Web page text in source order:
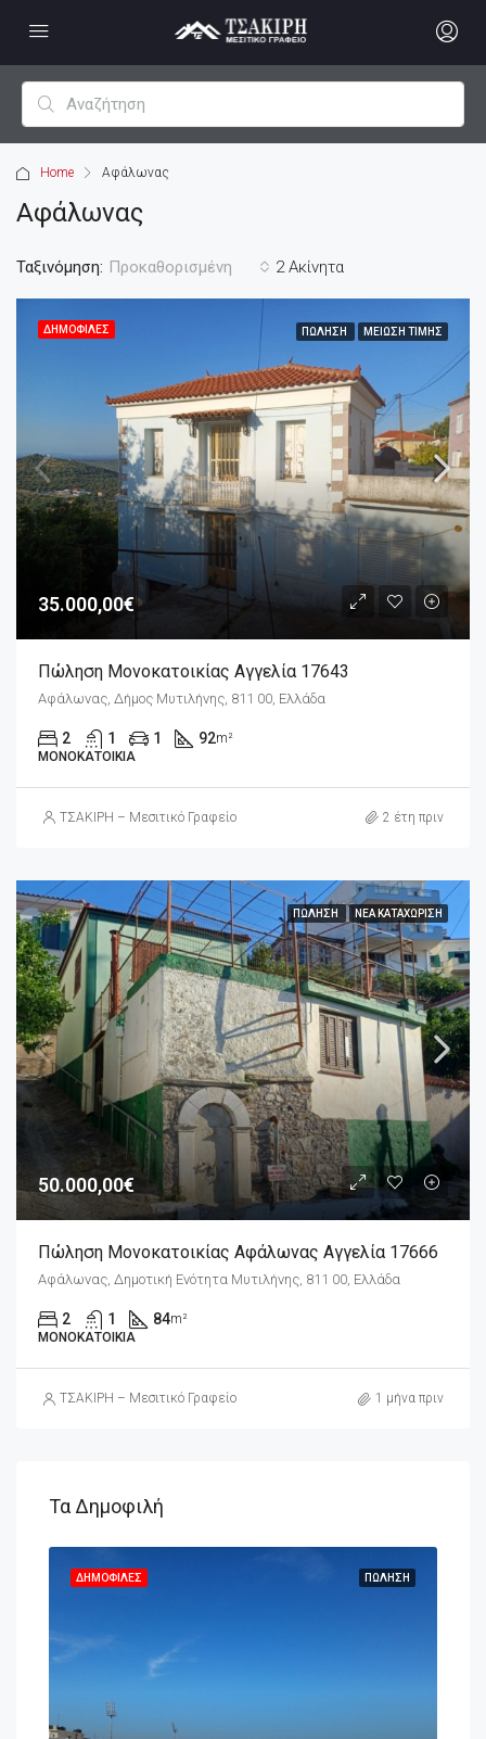
Home Αφάλωνας
Αφάλωνας
2 Ακίνητα
Ταξινόμηση: Προκαθορισμένη
ΔΗΜΟΦΙΛΈΣ ΠΏΛΗΣΗ ΜΕΊΩΣΗ ΤΙΜΉΣ
35.000,00€
Πώληση Μονοκατοικίας Αγγελία 17643
Αφάλωνας, Δήμος Μυτιλήνης, 811 00, Ελλάδα
2 1 1 92m²
ΜΟΝΟΚΑΤΟΙΚΊΑ
ΤΣΑΚΙΡΗ – Μεσιτικό Γραφείο 2 έτη πριν
ΠΏΛΗΣΗ ΝΈΑ ΚΑΤΑΧΏΡΙΣΗ
50.000,00€
Πώληση Μονοκατοικίας Αφάλωνας Αγγελία 17666
Αφάλωνας, Δημοτική Ενότητα Μυτιλήνης, 811 00, Ελλάδα
2 1 84m²
ΜΟΝΟΚΑΤΟΙΚΊΑ
ΤΣΑΚΙΡΗ – Μεσιτικό Γραφείο 1 μήνα πριν
Τα Δημοφιλή
ΠΏΛΗΣΗ
ΔΗΜΟΦΙΛΈΣ